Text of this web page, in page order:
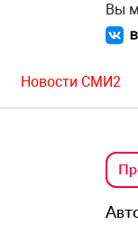
Вы
Новости СМИ2